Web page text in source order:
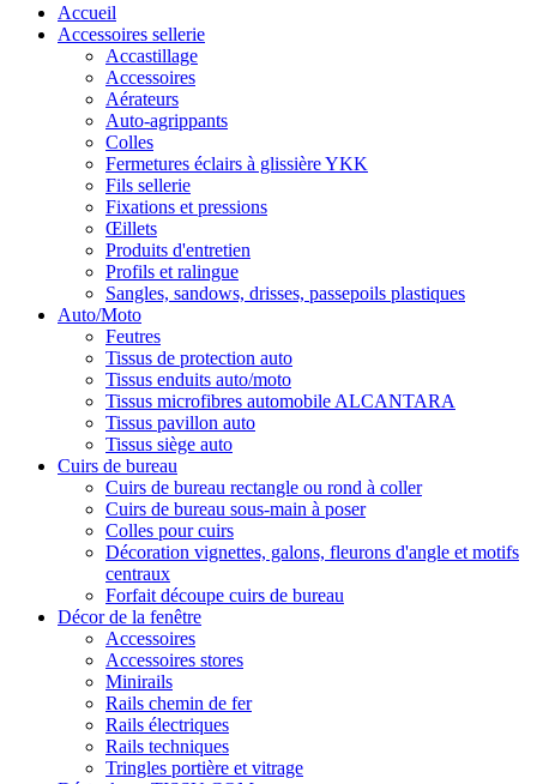
Accueil
Accessoires sellerie
Accastillage
Accessoires
Aérateurs
Auto-agrippants
Colles
Fermetures éclairs à glissière YKK
Fils sellerie
Fixations et pressions
Œillets
Produits d'entretien
Profils et ralingue
Sangles, sandows, drisses, passepoils plastiques
Auto/Moto
Feutres
Tissus de protection auto
Tissus enduits auto/moto
Tissus microfibres automobile ALCANTARA
Tissus pavillon auto
Tissus siège auto
Cuirs de bureau
Cuirs de bureau rectangle ou rond à coller
Cuirs de bureau sous-main à poser
Colles pour cuirs
Décoration vignettes, galons, fleurons d'angle et motifs
centraux
Forfait découpe cuirs de bureau
Décor de la fenêtre
Accessoires
Accessoires stores
Minirails
Rails chemin de fer
Rails électriques
Rails techniques
Tringles portière et vitrage